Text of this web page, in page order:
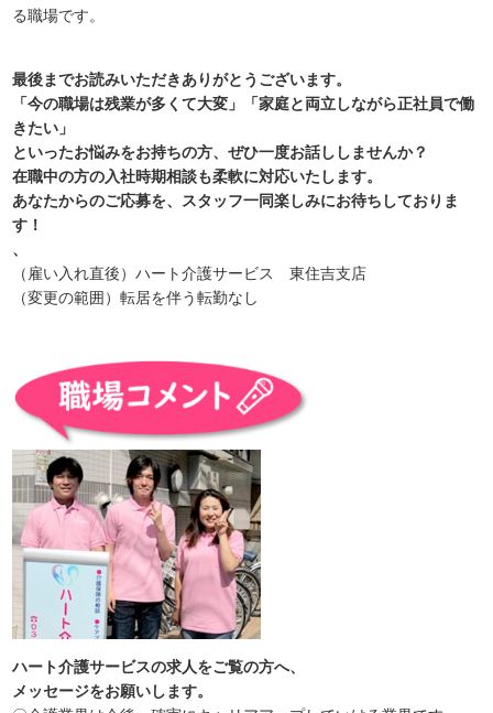
る職場です。
最後までお読みいただきありがとうございます。
「今の職場は残業が多くて大変」「家庭と両立しながら正社員で働
きたい」
といったお悩みをお持ちの方、ぜひ一度お話ししませんか？
在職中の方の入社時期相談も柔軟に対応いたします。
あなたからのご応募を、スタッフ一同楽しみにお待ちしておりま
す！
、
（雇い入れ直後）ハート介護サービス 東住吉支店
（変更の範囲）転居を伴う転勤なし
ハート介護サービスの求人をご覧の方へ、
メッセージをお願いします。